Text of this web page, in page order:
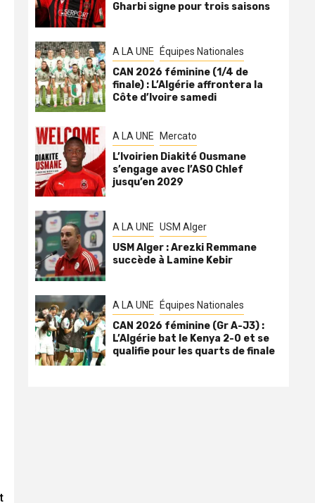
Gharbi signe pour trois saisons
A LA UNE Équipes Nationales
CAN 2026 féminine (1/4 de
finale) : L’Algérie affrontera la
Côte d’Ivoire samedi
A LA UNE Mercato
L’Ivoirien Diakité Ousmane
s’engage avec l’ASO Chlef
jusqu’en 2029
A LA UNE USM Alger
USM Alger : Arezki Remmane
succède à Lamine Kebir
A LA UNE Équipes Nationales
CAN 2026 féminine (Gr A-J3) :
L’Algérie bat le Kenya 2-0 et se
qualifie pour les quarts de finale